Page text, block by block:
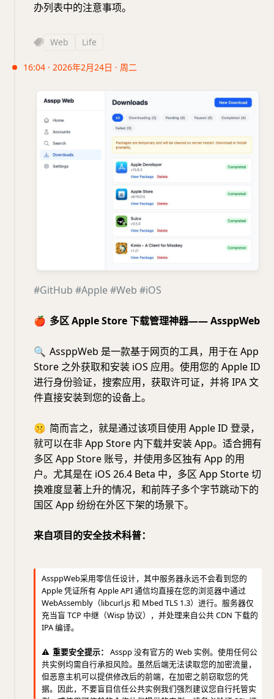
办列表中的注意事项。
Web Life
16:04 · 2026年2月24日 · 周二
#GitHub #Apple#Web #iOS
🍎 多区 Apple Store 下载管理神器—— AssppWeb
🔍 AssppWeb 是一款基于网页的工具，用于在 App
Store 之外获取和安装 iOS 应用。使用您的 Apple ID
进行身份验证，搜索应用，获取许可证，并将 IPA 文
件直接安装到您的设备上。
🤫 简而言之，就是通过该项目使用 Apple ID 登录，
就可以在非 App Store 内下载并安装 App。适合拥有
多区 App Store 账号，并使用多区独有 App 的用
户。尤其是在 iOS 26.4 Beta 中，多区 App Storte 切
换难度显著上升的情况，和前阵子多个字节跳动下的
国区 App 纷纷在外区下架的场景下。
来自项目的安全技术科普：
AssppWeb采用零信任设计，其中服务器永远不会看到您的
Apple 凭证所有 Apple API 通信均直接在您的浏览器中通过
WebAssembly（libcurl.js 和 Mbed TLS 1.3）进行。服务器仅
充当盲 TCP 中继（Wisp 协议），并处理来自公共 CDN 下载的
IPA 编译。
⚠️ 重要安全提示：
Asspp 没有官方的 Web 实例。使用任何公
共实例均需自行承担风险。虽然后端无法读取您的加密流量，
但恶意主机可以提供修改后的前端，在加密之前窃取您的凭
据。因此，不要盲目信任公共实例我们强烈建议您自行托管实